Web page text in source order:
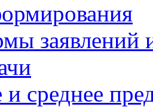
заявлений
среднее